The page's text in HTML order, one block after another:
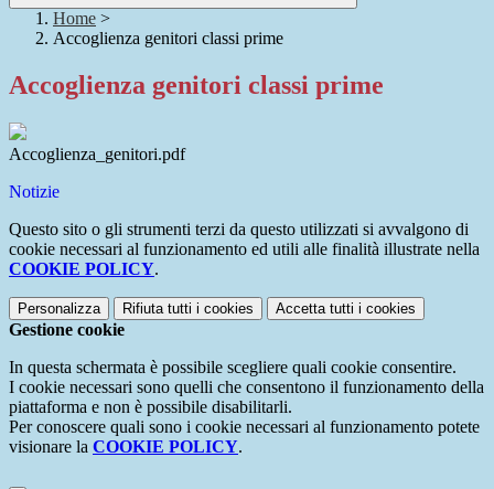
Home >
Accoglienza genitori classi prime
Accoglienza genitori classi prime
Accoglienza_genitori.pdf
Notizie
Questo sito o gli strumenti terzi da questo utilizzati si avvalgono di
cookie necessari al funzionamento ed utili alle finalità illustrate nella
COOKIE POLICY.
Personalizza Rifiuta tutti i cookies Accetta tutti i cookies
Gestione cookie
In questa schermata è possibile scegliere quali cookie consentire.
I cookie necessari sono quelli che consentono il funzionamento della
piattaforma e non è possibile disabilitarli.
Per conoscere quali sono i cookie necessari al funzionamento potete
visionare la COOKIE POLICY.